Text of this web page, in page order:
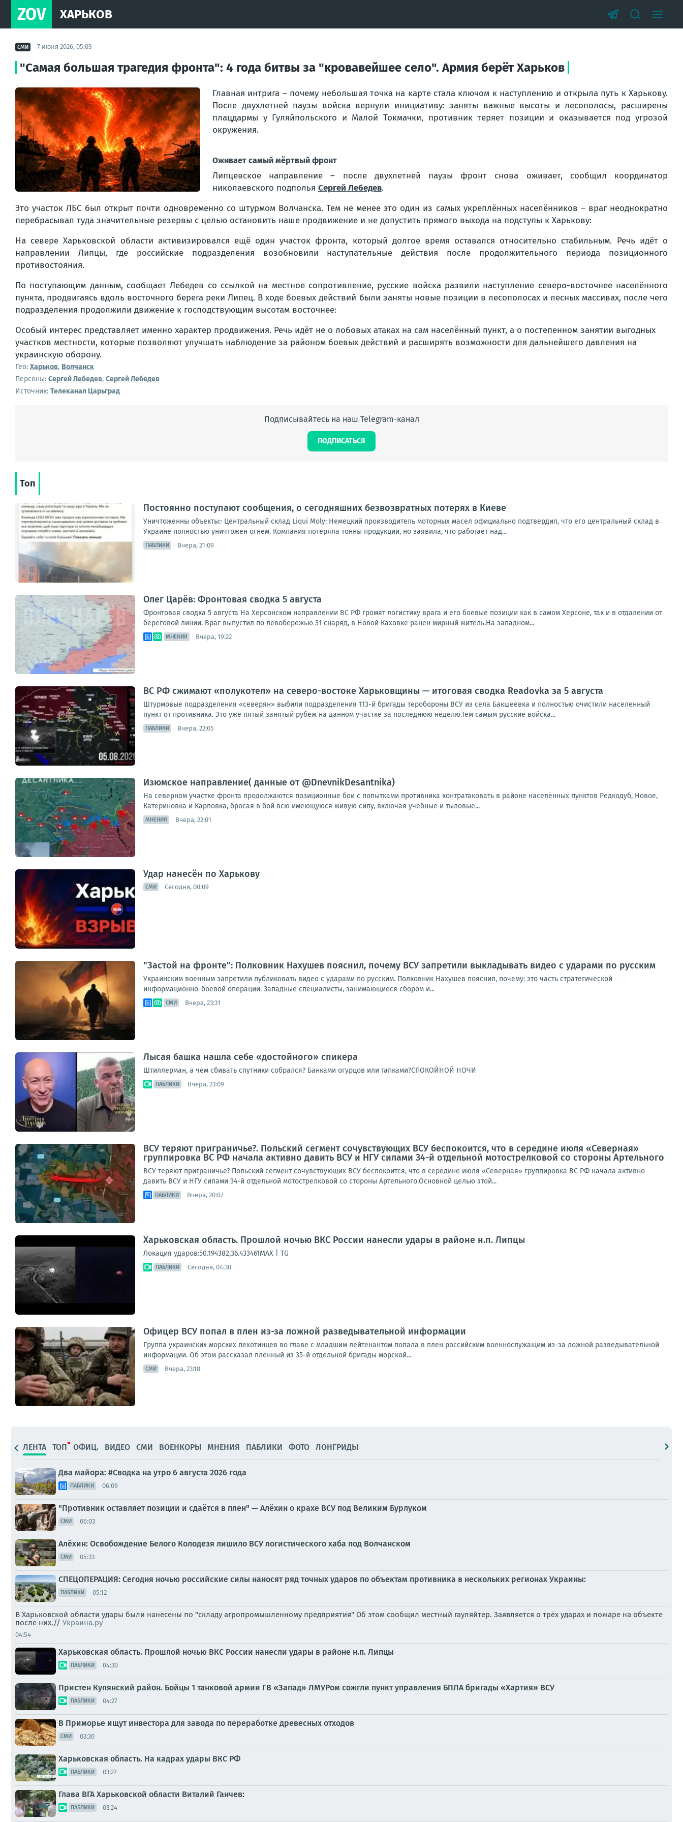
ZOV ХАРЬКОВ
СМИ 7 июня 2026, 05:03
"Самая большая трагедия фронта": 4 года битвы за "кровавейшее село". Армия берёт Харьков
Главная интрига – почему небольшая точка на карте стала ключом к наступлению и открыла путь к Харькову.
После двухлетней паузы войска вернули инициативу: заняты важные высоты и лесополосы, расширены
плацдармы у Гуляйпольского и Малой Токмачки, противник теряет позиции и оказывается под угрозой
окружения.
Оживает самый мёртвый фронт
Липцевское направление – после двухлетней паузы фронт снова оживает, сообщил координатор
николаевского подполья Сергей Лебедев.
Это участок ЛБС был открыт почти одновременно со штурмом Волчанска. Тем не менее это один из самых укреплённых населёнников – враг неоднократно
перебрасывал туда значительные резервы с целью остановить наше продвижение и не допустить прямого выхода на подступы к Харькову:
На севере Харьковской области активизировался ещё один участок фронта, который долгое время оставался относительно стабильным. Речь идёт о
направлении Липцы, где российские подразделения возобновили наступательные действия после продолжительного периода позиционного
противостояния.
По поступающим данным, сообщает Лебедев со ссылкой на местное сопротивление, русские войска развили наступление северо-восточнее населённого
пункта, продвигаясь вдоль восточного берега реки Липец. В ходе боевых действий были заняты новые позиции в лесополосах и лесных массивах, после чего
подразделения продолжили движение к господствующим высотам восточнее:
Особый интерес представляет именно характер продвижения. Речь идёт не о лобовых атаках на сам населённый пункт, а о постепенном занятии выгодных
участков местности, которые позволяют улучшать наблюдение за районом боевых действий и расширять возможности для дальнейшего давления на
украинскую оборону.
Гео: Харьков, Волчанск
Персоны: Сергей Лебедев, Сергей Лебедев
Источник: Телеканал Царьград
Подписывайтесь на наш Telegram-канал
ПОДПИСАТЬСЯ
Топ
Постоянно поступают сообщения, о сегодняшних безвозвратных потерях в Киеве
Уничтоженны объекты:· Центральный склад Liqui Moly: Немецкий производитель моторных масел официально подтвердил, что его центральный склад в
Украине полностью уничтожен огнем. Компания потеряла тонны продукции, но заявила, что работает над...
ПАБЛИКИ Вчера, 21:09
Олег Царёв: Фронтовая сводка 5 августа
Фронтовая сводка 5 августа На Херсонском направлении ВС РФ громят логистику врага и его боевые позиции как в самом Херсоне, так и в отдалении от
береговой линии. Враг выпустил по левобережью 31 снаряд, в Новой Каховке ранен мирный житель.На западном...
МНЕНИЯ Вчера, 19:22
ВС РФ сжимают «полукотел» на северо-востоке Харьковщины — итоговая сводка Readovka за 5 августа
Штурмовые подразделения «северян» выбили подразделения 113-й бригады теробороны ВСУ из села Бакшеевка и полностью очистили населенный
пункт от противника. Это уже пятый занятый рубеж на данном участке за последнюю неделю.Тем самым русские войска...
ПАБЛИКИ Вчера, 22:05
Изюмское направление( данные от @DnevnikDesantnika)
На северном участке фронта продолжаются позиционные бои с попытками противника контратаковать в районе населённых пунктов Редкодуб, Новое,
Катериновка и Карповка, бросая в бой всю имеющуюся живую силу, включая учебные и тыловые...
МНЕНИЯ Вчера, 22:01
Удар нанесён по Харькову
СМИ Сегодня, 00:09
"Застой на фронте": Полковник Нахушев пояснил, почему ВСУ запретили выкладывать видео с ударами по русским
Украинским военным запретили публиковать видео с ударами по русским. Полковник Нахушев пояснил, почему: это часть стратегической
информационно-боевой операции. Западные специалисты, занимающиеся сбором и...
СМИ Вчера, 23:31
Лысая башка нашла себе «достойного» спикера
Штиллерман, а чем сбивать спутники собрался? Банками огурцов или тапками?СПОКОЙНОЙ НОЧИ
ПАБЛИКИ Вчера, 23:09
ВСУ теряют приграничье?. Польский сегмент сочувствующих ВСУ беспокоится, что в середине июля «Северная»
группировка ВС РФ начала активно давить ВСУ и НГУ силами 34-й отдельной мотострелковой со стороны Артельного
ВСУ теряют приграничье? Польский сегмент сочувствующих ВСУ беспокоится, что в середине июля «Северная» группировка ВС РФ начала активно
давить ВСУ и НГУ силами 34-й отдельной мотострелковой со стороны Артельного.Основной целью этой...
ПАБЛИКИ Вчера, 20:07
Харьковская область. Прошлой ночью ВКС России нанесли удары в районе н.п. Липцы
Локация ударов:50.194382,36.433461MAX | TG
ПАБЛИКИ Сегодня, 04:30
Офицер ВСУ попал в плен из-за ложной разведывательной информации
Группа украинских морских пехотинцев во главе с младшим лейтенантом попала в плен российским военнослужащим из-за ложной разведывательной
информации. Об этом рассказал пленный из 35-й отдельной бригады морской...
СМИ Вчера, 23:18
ЛЕНТА ТОП ОФИЦ. ВИДЕО СМИ ВОЕНКОРЫ МНЕНИЯ ПАБЛИКИ ФОТО ЛОНГРИДЫ
Два майора: #Сводка на утро 6 августа 2026 года
ПАБЛИКИ 06:09
"Противник оставляет позиции и сдаётся в плен" — Алёхин о крахе ВСУ под Великим Бурлуком
СМИ 06:03
Алёхин: Освобождение Белого Колодезя лишило ВСУ логистического хаба под Волчанском
СМИ 05:33
СПЕЦОПЕРАЦИЯ: Сегодня ночью российские силы наносят ряд точных ударов по объектам противника в нескольких регионах Украины:
ПАБЛИКИ 05:12
В Харьковской области удары были нанесены по "складу агропромышленному предприятия" Об этом сообщил местный гауляйтер. Заявляется о трёх ударах и пожаре на объекте
после них.// Украина.ру
04:54
Харьковская область. Прошлой ночью ВКС России нанесли удары в районе н.п. Липцы
ПАБЛИКИ 04:30
Пристен Купянский район. Бойцы 1 танковой армии ГВ «Запад» ЛМУРом сожгли пункт управления БПЛА бригады «Хартия» ВСУ
ПАБЛИКИ 04:27
В Приморье ищут инвестора для завода по переработке древесных отходов
СМИ 03:30
Харьковская область. На кадрах удары ВКС РФ
ПАБЛИКИ 03:27
Глава ВГА Харьковской области Виталий Ганчев:
ПАБЛИКИ 03:24